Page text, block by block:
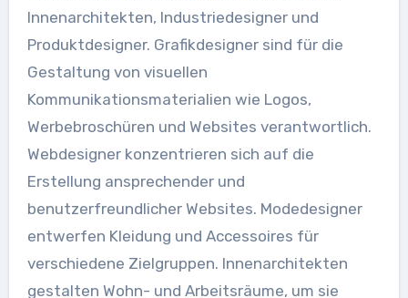
Innenarchitekten, Industriedesigner und
Produktdesigner. Grafikdesigner sind für die
Gestaltung von visuellen
Kommunikationsmaterialien wie Logos,
Werbebroschüren und Websites verantwortlich.
Webdesigner konzentrieren sich auf die
Erstellung ansprechender und
benutzerfreundlicher Websites. Modedesigner
entwerfen Kleidung und Accessoires für
verschiedene Zielgruppen. Innenarchitekten
gestalten Wohn- und Arbeitsräume, um sie